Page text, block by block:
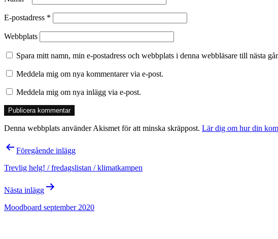
E-postadress *
Webbplats
Spara mitt namn, min e-postadress och webbplats i denna webbläsare till nästa
Meddela mig om nya kommentarer via e-post.
Meddela mig om nya inlägg via e-post.
Denna webbplats använder Akismet för att minska skräppost. Lär dig om hur din
Inläggsnavigering
Föregående inlägg
Trevlig helg! / fredagslistan / klimatkampen
Nästa inlägg
Moodboard september 2020